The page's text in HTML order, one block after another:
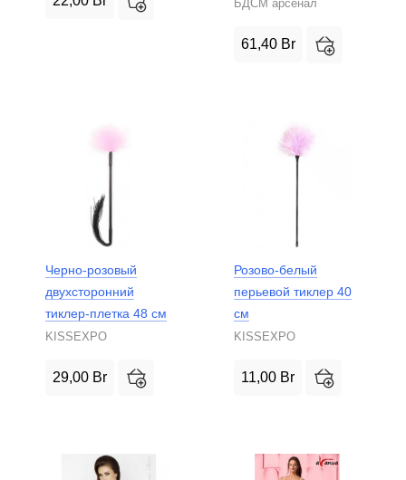
БДСМ арсенал
61,40 Br
Черно-розовый
двухсторонний
тиклер-плетка 48 см
KISSEXPO
29,00 Br
Розово-белый
перьевой тиклер 40
см
KISSEXPO
11,00 Br